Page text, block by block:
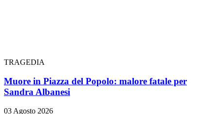
TRAGEDIA
Muore in Piazza del Popolo: malore fatale per
Sandra Albanesi
03 Agosto 2026